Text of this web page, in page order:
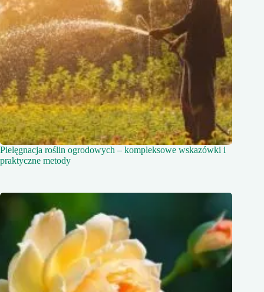
Pielęgnacja roślin ogrodowych – kompleksowe wskazówki i
praktyczne metody